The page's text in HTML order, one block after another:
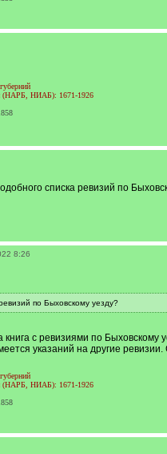
(НАРБ, НИАБ): 1671-1926
списка ревизий по
8:26
по Быховскому уезду?
книга с ревизиями по
указаний на другие
(НАРБ, НИАБ): 1671-1926